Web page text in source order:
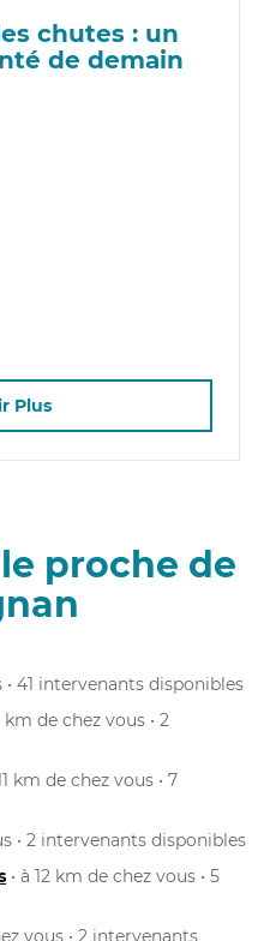
chutes : un
de demain
Plus
proche de
• 41 intervenants disponibles
km de chez vous • 2
km de chez vous • 7
• 2 intervenants disponibles
• à 12 km de chez vous • 5
vous • 2 intervenants